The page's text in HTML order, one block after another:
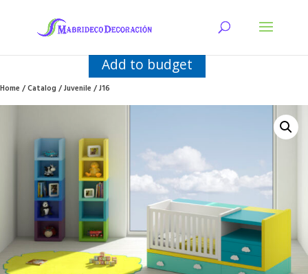
Add to budget
Home/Catalog/Juvenile/ J16